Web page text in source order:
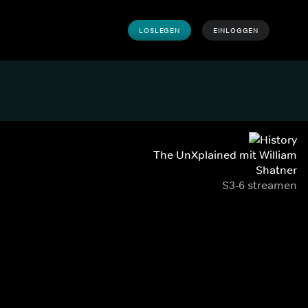
LOSLEGEN EINLOGGEN
The UnXplained mit William
Shatner
S3-6 streamen